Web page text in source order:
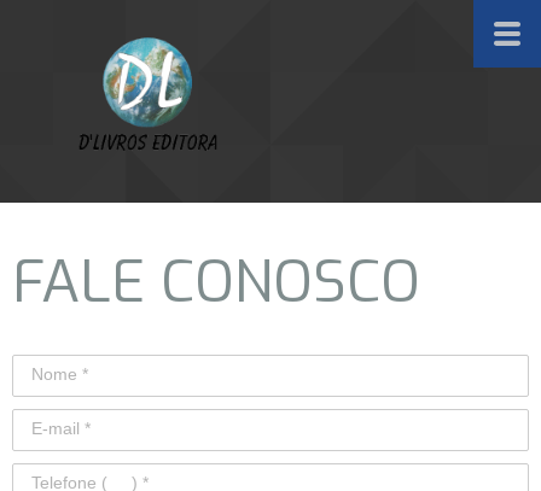
FALE CONOSCO